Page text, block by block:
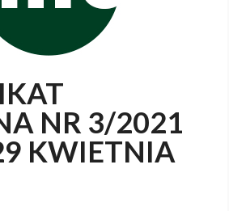
NR 3/2021
KWIETNIA